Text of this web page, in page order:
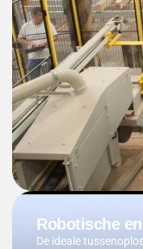
Robotische
De ideale